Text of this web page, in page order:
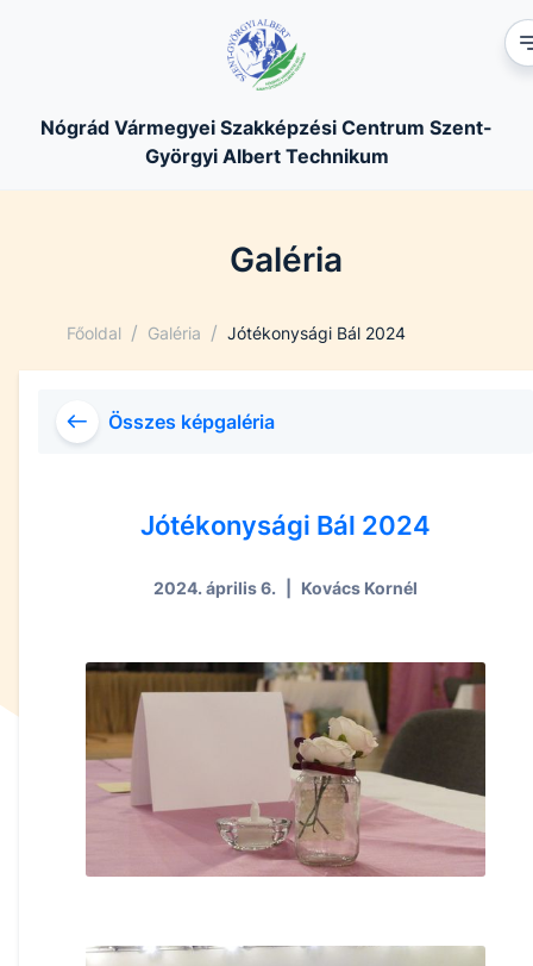
Nógrád Vármegyei Szakképzési Centrum Szent-
Györgyi Albert Technikum
Galéria
Főoldal / Galéria / Jótékonysági Bál 2024
Összes képgaléria
Jótékonysági Bál 2024
2024. április 6. Kovács Kornél